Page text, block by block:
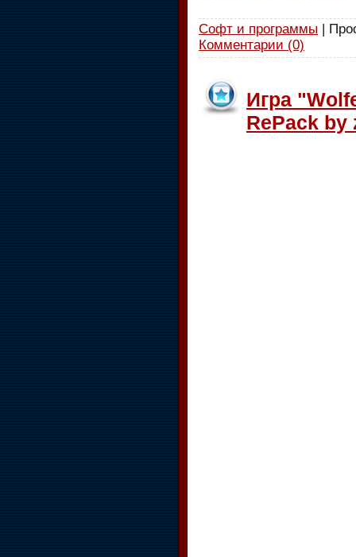
Софт и программы |
Комментарии (0)
Игра
RePack by